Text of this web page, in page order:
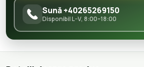
Sună +40265269150
Disponibil L–V, 8:00–18:00